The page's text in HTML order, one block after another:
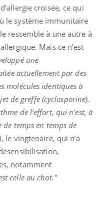
croisée, ce qui
le système immunitaire
ressemble à une autre à
Mais ce n’est
une
actuellement par des
molécules identiques à
de greffe (cyclosporine).
de l’effort, qui n’est, à
de temps en temps de
le vingtenaire, qui n’a
notamment
celle au chat."